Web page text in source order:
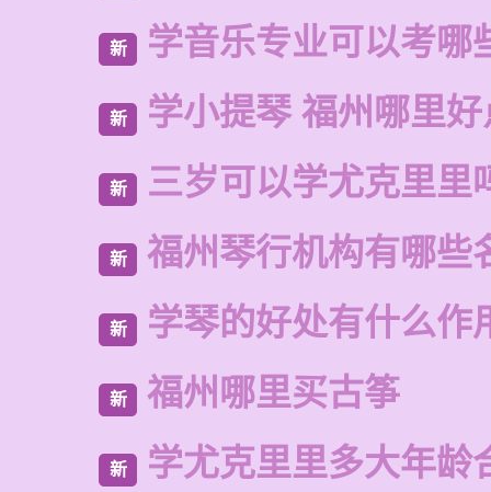
新 学音乐专业可以考哪
新 学小提琴 福州哪里好
新 三岁可以学尤克里里
新 福州琴行机构有哪些
新 学琴的好处有什么作
新 福州哪里买古筝
新 学尤克里里多大年龄